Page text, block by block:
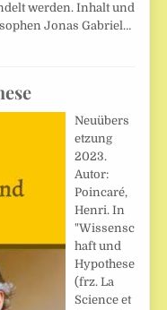
werden. Inhalt und
Jonas Gabriel…
Neuübers
etzung
2023.
Autor:
Poincaré,
Henri. In
"Wissensc
haft und
Hypothese
(frz. La
Science et